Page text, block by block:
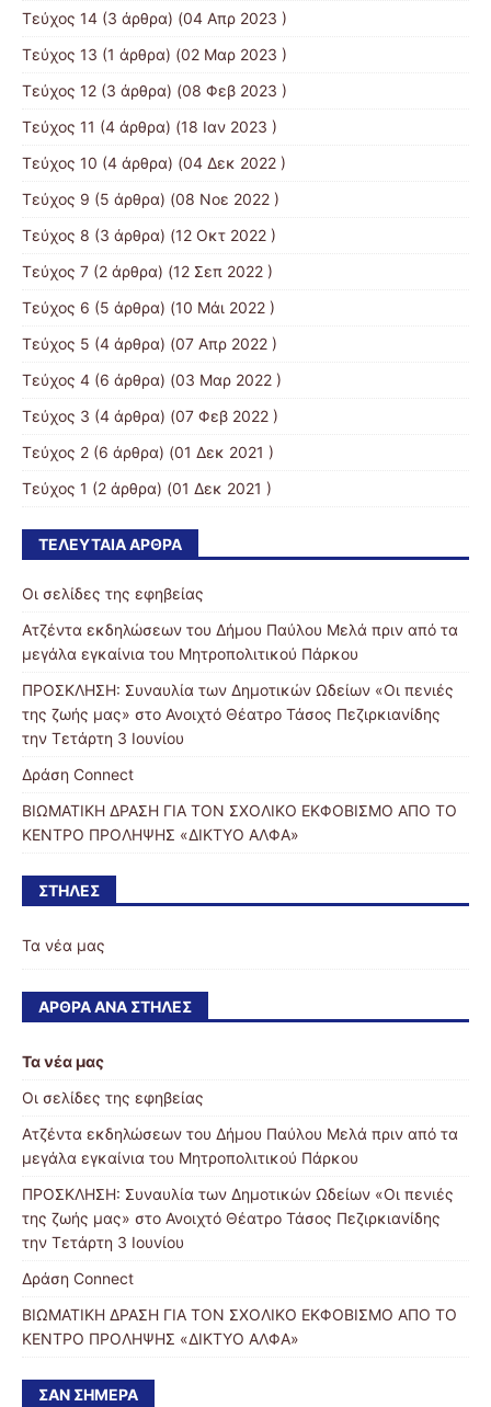
Τεύχος 14 (3 άρθρα) (04 Απρ 2023 )
Τεύχος 13 (1 άρθρα) (02 Μαρ 2023 )
Τεύχος 12 (3 άρθρα) (08 Φεβ 2023 )
Τεύχος 11 (4 άρθρα) (18 Ιαν 2023 )
Τεύχος 10 (4 άρθρα) (04 Δεκ 2022 )
Τεύχος 9 (5 άρθρα) (08 Νοε 2022 )
Τεύχος 8 (3 άρθρα) (12 Οκτ 2022 )
Τεύχος 7 (2 άρθρα) (12 Σεπ 2022 )
Τεύχος 6 (5 άρθρα) (10 Μάι 2022 )
Τεύχος 5 (4 άρθρα) (07 Απρ 2022 )
Τεύχος 4 (6 άρθρα) (03 Μαρ 2022 )
Τεύχος 3 (4 άρθρα) (07 Φεβ 2022 )
Τεύχος 2 (6 άρθρα) (01 Δεκ 2021 )
Τεύχος 1 (2 άρθρα) (01 Δεκ 2021 )
ΤΕΛΕΥΤΑΊΑ ΆΡΘΡΑ
Οι σελίδες της εφηβείας
Ατζέντα εκδηλώσεων του Δήμου Παύλου Μελά πριν από τα
μεγάλα εγκαίνια του Μητροπολιτικού Πάρκου
ΠΡΟΣΚΛΗΣΗ: Συναυλία των Δημοτικών Ωδείων «Οι πενιές
της ζωής μας» στο Ανοιχτό Θέατρο Τάσος Πεζιρκιανίδης
την Τετάρτη 3 Ιουνίου
Δράση Connect
ΒΙΩΜΑΤΙΚΗ ΔΡΑΣΗ ΓΙΑ ΤΟΝ ΣΧΟΛΙΚΟ ΕΚΦΟΒΙΣΜΟ ΑΠΟ ΤΟ
ΚΕΝΤΡΟ ΠΡΟΛΗΨΗΣ «ΔΙΚΤΥΟ ΑΛΦΑ»
ΣΤΉΛΕΣ
Τα νέα μας
ΆΡΘΡΑ ΑΝΆ ΣΤΉΛΕΣ
Τα νέα μας
Οι σελίδες της εφηβείας
Ατζέντα εκδηλώσεων του Δήμου Παύλου Μελά πριν από τα
μεγάλα εγκαίνια του Μητροπολιτικού Πάρκου
ΠΡΟΣΚΛΗΣΗ: Συναυλία των Δημοτικών Ωδείων «Οι πενιές
της ζωής μας» στο Ανοιχτό Θέατρο Τάσος Πεζιρκιανίδης
την Τετάρτη 3 Ιουνίου
Δράση Connect
ΒΙΩΜΑΤΙΚΗ ΔΡΑΣΗ ΓΙΑ ΤΟΝ ΣΧΟΛΙΚΟ ΕΚΦΟΒΙΣΜΟ ΑΠΟ ΤΟ
ΚΕΝΤΡΟ ΠΡΟΛΗΨΗΣ «ΔΙΚΤΥΟ ΑΛΦΑ»
ΣΑΝ ΣΉΜΕΡΑ